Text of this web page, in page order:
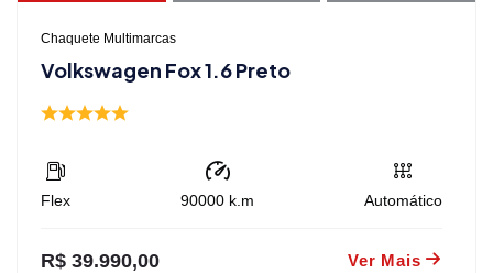
Chaquete Multimarcas
Volkswagen Fox 1.6 Preto
Flex 90000 k.m Automático
R$ 39.990,00 Ver Mais